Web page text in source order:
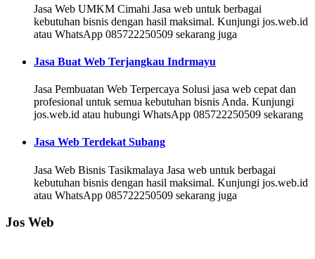
Jasa Web UMKM Cimahi Jasa web untuk berbagai
kebutuhan bisnis dengan hasil maksimal. Kunjungi jos.web.id
atau WhatsApp 085722250509 sekarang juga
Jasa Buat Web Terjangkau Indrmayu
Jasa Pembuatan Web Terpercaya Solusi jasa web cepat dan
profesional untuk semua kebutuhan bisnis Anda. Kunjungi
jos.web.id atau hubungi WhatsApp 085722250509 sekarang
Jasa Web Terdekat Subang
Jasa Web Bisnis Tasikmalaya Jasa web untuk berbagai
kebutuhan bisnis dengan hasil maksimal. Kunjungi jos.web.id
atau WhatsApp 085722250509 sekarang juga
Jos Web